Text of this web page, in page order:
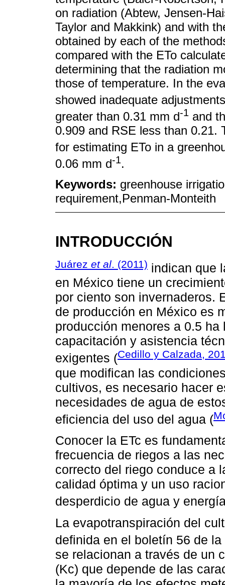
on radiation (Abtew, Jensen-
Taylor and Makkink) and with
obtained by each of the
compared with the ETo
determining that the radiation
those of temperature. In the
showed inadequate
greater than 0.31 mm d-1 and
0.909 and RSE less than 0.21.
for estimating ETo in a
0.06 mm d-1.
Keywords: greenhouse
requirement,Penman-Monteith
INTRODUCCIÓN
Juárez et al. (2011) indican que
en México tiene un
por ciento son invernaderos.
de producción en México es
producción menores a 0.5
capacitación y asistencia
exigentes (Cedillo y Calzada,
que modifican las
cultivos, es necesario hacer
necesidades de agua de
eficiencia del uso del agua (
Conocer la ETc es
frecuencia de riegos a las
correcto del riego conduce a
calidad óptima y un uso
desperdicio de agua y
La evapotranspiración del
definida en el boletín 56 de la
se relacionan a través de un
(Kc) que depende de las